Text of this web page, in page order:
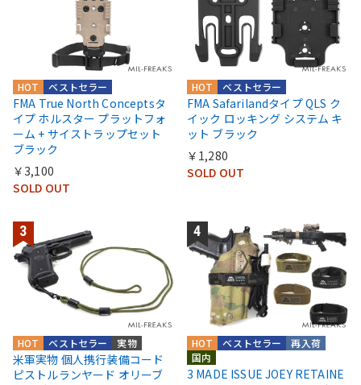
ベストセラー
HOT
FMA True North Conceptsタ
イプ ホルスター プラットフォ
ーム + サイストラップセット
ブラック
￥3,100
SOLD OUT
ベストセラー
HOT
FMA Safarilandタイプ QLS ク
イック ロッキング システム キ
ット ブラック
￥1,280
SOLD OUT
実物
ベストセラー
HOT
米軍実物 個人携行装備コード
ピストルランヤード オリーブ
国内
再入荷
ベストセラー
HOT
3 MADE ISSUE JOEY RETAINE